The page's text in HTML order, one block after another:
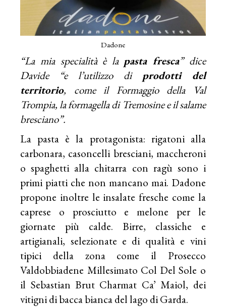
Dadone
“La mia specialità è la pasta fresca” dice
Davide “e l’utilizzo di prodotti del
territorio, come il Formaggio della Val
Trompia, la formagella di Tremosine e il salame
bresciano”.
La pasta è la protagonista: rigatoni alla
carbonara, casoncelli bresciani, maccheroni
o spaghetti alla chitarra con ragù sono i
primi piatti che non mancano mai. Dadone
propone inoltre le insalate fresche come la
caprese o prosciutto e melone per le
giornate più calde. Birre, classiche e
artigianali, selezionate e di qualità e vini
tipici della zona come il Prosecco
Valdobbiadene Millesimato Col Del Sole o
il Sebastian Brut Charmat Ca’ Maiol, dei
vitigni di bacca bianca del lago di Garda.